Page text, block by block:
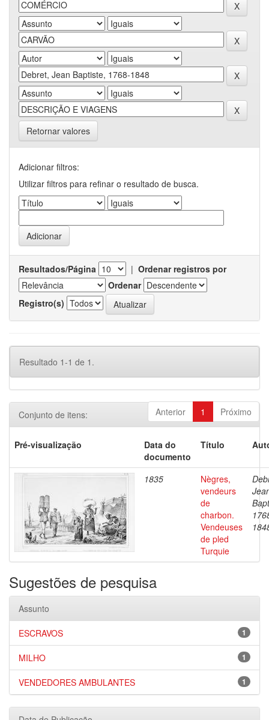
Retornar valores
Adicionar filtros:
Utilizar filtros para refinar o resultado de busca.
Resultados/Página | Ordenar registros por
Ordenar
Registro(s)
Resultado 1-1 de 1.
Anterior 1 Próximo
Conjunto de itens:
Pré-visualização
Data do
documento
Título
1835
Nègres,
vendeurs
de
charbon.
Vendeuses
de pled
Turquie
Sugestões de pesquisa
Assunto
1
ESCRAVOS
1
MILHO
1
VENDEDORES AMBULANTES